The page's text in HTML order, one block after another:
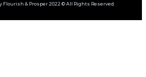
Flourish & Prosper 2022 © All Rights Reserved.